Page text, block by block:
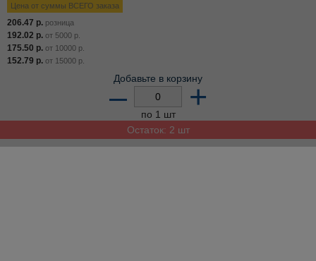
Цена от суммы ВСЕГО заказа
206.47 р. розница
192.02 р. от 5000 р.
175.50 р. от 10000 р.
152.79 р. от 15000 р.
Добавьте в корзину
– +
по 1 шт
Остаток: 2 шт